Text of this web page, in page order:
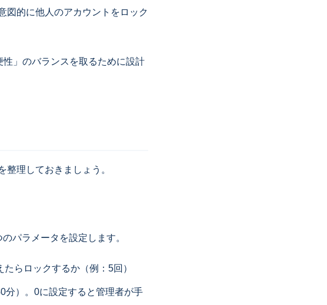
図的に他人のアカウントをロック
」のバランスを取るために設計
理しておきましょう。
パラメータを設定します。
らロックするか（例：5回）
分）。0に設定すると管理者が手